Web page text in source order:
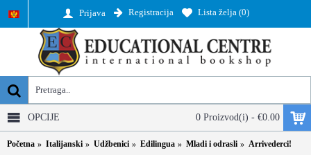
Prijava Registracija Lista želja (0)
0 Proizvod(i) - €0.00
OPCIJE
Početna Italijanski Udžbenici Edilingua Mladi i odrasli Arrivederci!